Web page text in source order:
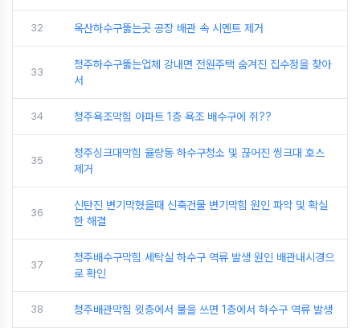
32 옥산하수구뚫는곳 공장 배관 속 시멘트 제거
33
청주하수구뚫는업체 강내면 전원주택 숨겨진 집수정을 찾아
서
34 청주욕조막힘 아파트 1층 욕조 배수구에 쥐??
35
청주싱크대막힘 율량동 하수구청소 및 끊어진 씽크대 호스
제거
36
신탄진 변기막혔을때 신축건물 변기막힘 원인 파악 및 확실
한 해결
37
청주배수구막힘 세탁실 하수구 역류 발생 원인 배관내시경으
로 확인
38 청주배관막힘 윗층에서 물을 쓰면 1층에서 하수구 역류 발생